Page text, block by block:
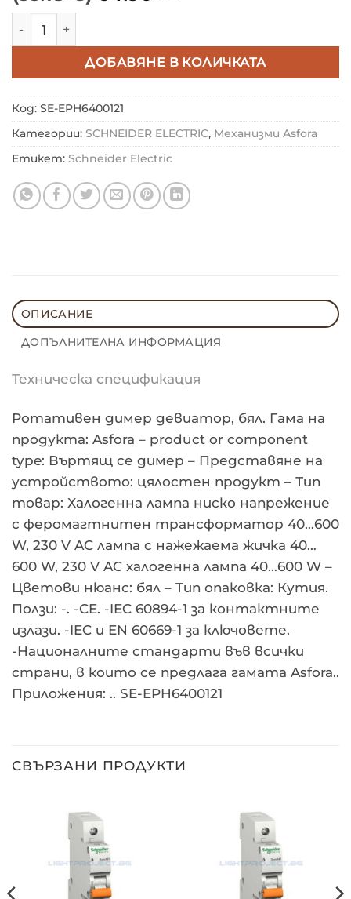
ДОБАВЯНЕ В КОЛИЧКАТА
Код: SE-EPH6400121
Категории: SCHNEIDER ELECTRIC, Механизми Asfora
Етикет: Schneider Electric
ОПИСАНИЕ
ДОПЪЛНИТЕЛНА ИНФОРМАЦИЯ
Техническа спецификация
Ротативен димер девиатор, бял. Гама на
продукта: Asfora – product or component
type: Въртящ се димер – Представяне на
устройството: цялостен продукт – Тип
товар: Халогенна лампа ниско напрежение
с феромагтнитен трансформатор 40…600
W, 230 V AC лампа с нажежаема жичка 40…
600 W, 230 V AC халогенна лампа 40…600 W –
Цветови нюанс: бял – Тип опаковка: Кутия.
Ползи: -. -CE. -IEC 60894-1 за контактните
излази. -IEC и EN 60669-1 за ключовете.
-Националните стандарти във всички
страни, в които се предлага гамата Asfora..
Приложения: .. SE-EPH6400121
СВЪРЗАНИ ПРОДУКТИ